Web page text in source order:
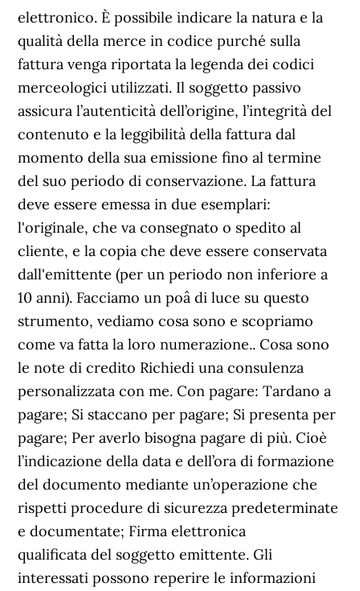
elettronico. È possibile indicare la natura e la
qualità della merce in codice purché sulla
fattura venga riportata la legenda dei codici
merceologici utilizzati. Il soggetto passivo
assicura l’autenticità dell’origine, l’integrità del
contenuto e la leggibilità della fattura dal
momento della sua emissione fino al termine
del suo periodo di conservazione. La fattura
deve essere emessa in due esemplari:
l'originale, che va consegnato o spedito al
cliente, e la copia che deve essere conservata
dall'emittente (per un periodo non inferiore a
10 anni). Facciamo un poâ di luce su questo
strumento, vediamo cosa sono e scopriamo
come va fatta la loro numerazione.. Cosa sono
le note di credito Richiedi una consulenza
personalizzata con me. Con pagare: Tardano a
pagare; Si staccano per pagare; Si presenta per
pagare; Per averlo bisogna pagare di più. Cioè
l’indicazione della data e dell’ora di formazione
del documento mediante un’operazione che
rispetti procedure di sicurezza predeterminate
e documentate; Firma elettronica
qualificata del soggetto emittente. Gli
interessati possono reperire le informazioni